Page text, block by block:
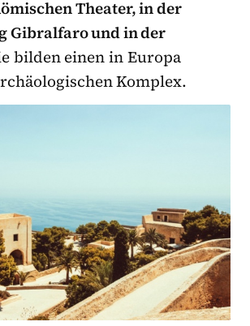
Theater, in der
Gibralfaro und in der
bilden einen in Europa
Komplex.